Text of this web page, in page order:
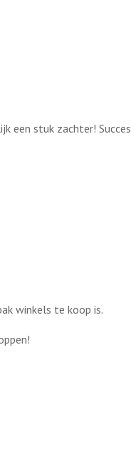
een stuk zachter!
winkels te koop is.